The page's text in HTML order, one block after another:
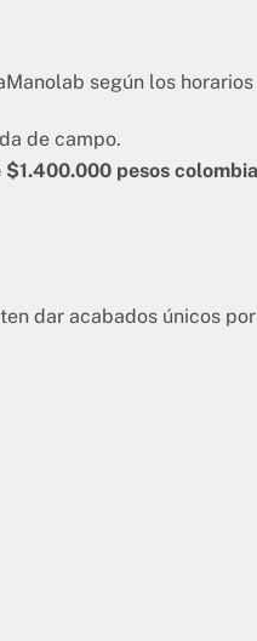
según los
de campo.
pesos
dar acabados únicos